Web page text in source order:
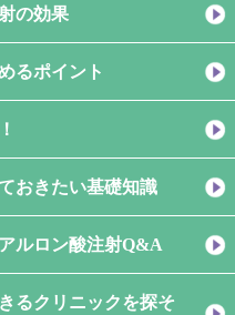
の効果
るポイント
おきたい基礎知識
ルロン酸注射Q&A
るクリニックを探そ